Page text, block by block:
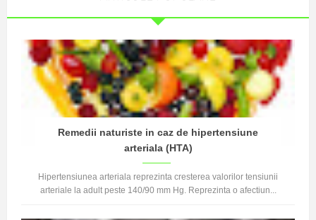
Remedii naturiste in caz de hipertensiune
arteriala (HTA)
Hipertensiunea arteriala reprezinta cresterea valorilor tensiunii
arteriale la adult peste 140/90 mm Hg. Reprezinta o afectiun...